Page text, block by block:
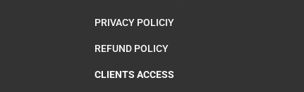
PRIVACY POLICIY
REFUND POLICY
CLIENTS ACCESS